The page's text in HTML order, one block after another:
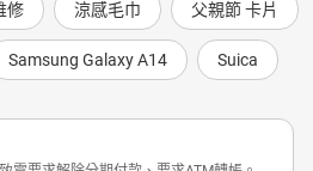
修 涼感毛巾 父親節 卡片
Samsung Galaxy A14 Suica